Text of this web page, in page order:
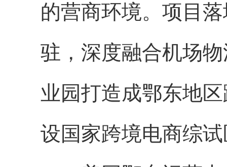
的营商环境。项目
驻，深度融合机场
业园打造成鄂东地
设国家跨境电商综